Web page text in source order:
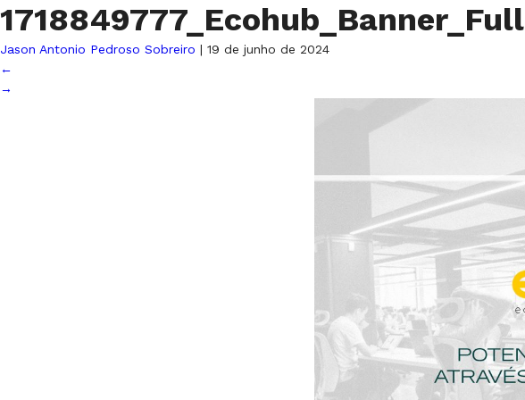
1718849777_Ecohub_Banner_Full
Jason Antonio Pedroso Sobreiro | 19 de junho de 2024
←
→